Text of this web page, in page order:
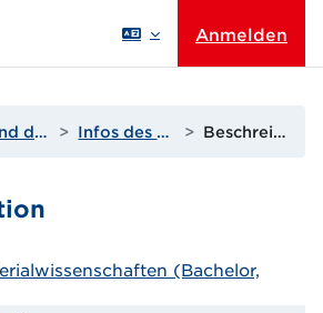
Anmelden
Infos der THGA und der WBs Infos des WB 2 Beschreibung
(Bachelor,